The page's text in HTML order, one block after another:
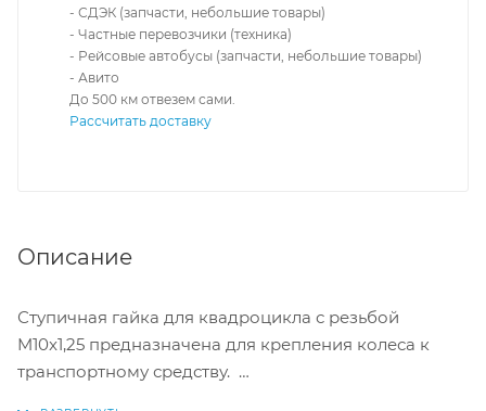
- СДЭК (запчасти, небольшие товары)
- Частные перевозчики (техника)
- Рейсовые автобусы (запчасти, небольшие товары)
- Авито
До 500 км отвезем сами.
Рассчитать доставку
Описание
Ступичная гайка для квадроцикла с резьбой
M10x1,25 предназначена для крепления колеса к
транспортному средству.